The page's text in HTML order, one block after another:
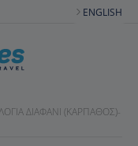
ENGLISH
ΔΙΑΦΆΝΙ (ΚΆΡΠΑΘΟΣ)-